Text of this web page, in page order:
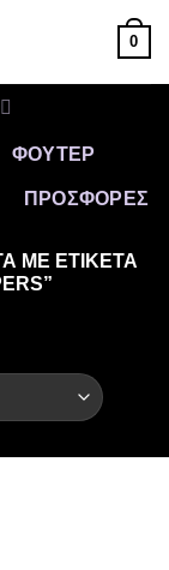
0
ΦΟΥΤΕΡ
ΠΡΟΣΦΟΡΈΣ
ΜΕ ΕΤΙΚΈΤΑ